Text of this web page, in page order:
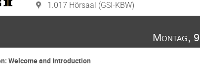
1.017 Hörsaal (GSI-KBW)
Montag,
Welcome and Introduction